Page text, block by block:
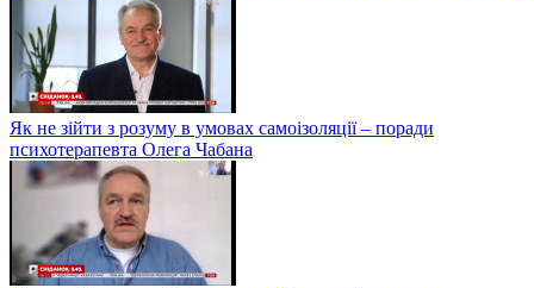
Як не зійти з розуму в умовах самоізоляції – поради
психотерапевта Олега Чабана